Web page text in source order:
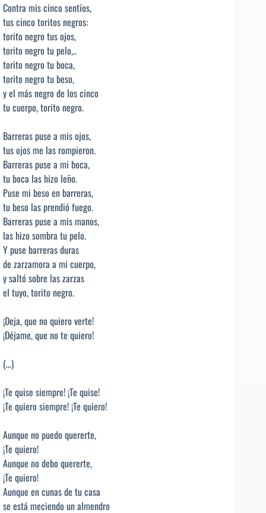
Contra mis cinco sentíos,
tus cinco toritos negros:
torito negro tus ojos,
torito negro tu pelo,..
torito negro tu boca,
torito negro tu beso,
y el más negro de los cinco
tu cuerpo, torito negro.
Barreras puse a mis ojos,
tus ojos me las rompieron.
Barreras puse a mi boca,
tu boca las hizo leño.
Puse mi beso en barreras,
tu beso las prendió fuego.
Barreras puse a mis manos,
las hizo sombra tu pelo.
Y puse barreras duras
de zarzamora a mi cuerpo,
y saltó sobre las zarzas
el tuyo, torito negro.
¡Deja, que no quiero verte!
¡Déjame, que no te quiero!
(…)
¡Te quise siempre! ¡Te quise!
¡Te quiero siempre! ¡Te quiero!
Aunque no puedo quererte,
¡Te quiero!
Aunque no debo quererte,
¡Te quiero!
Aunque en cunas de tu casa
se está meciendo un almendro